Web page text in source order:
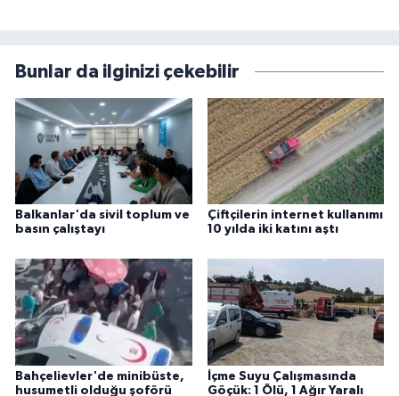
Bunlar da ilginizi çekebilir
Balkanlar'da sivil toplum ve
basın çalıştayı
Çiftçilerin internet kullanımı
10 yılda iki katını aştı
Bahçelievler'de minibüste,
husumetli olduğu şoförü
İçme Suyu Çalışmasında
Göçük: 1 Ölü, 1 Ağır Yaralı